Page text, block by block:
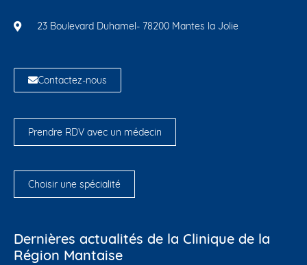
23 Boulevard Duhamel- 78200 Mantes la Jolie
Contactez-nous
Prendre RDV avec un médecin
Choisir une spécialité
Dernières actualités de la Clinique de la
Région Mantaise